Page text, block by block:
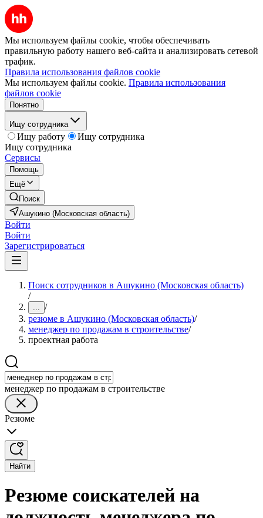
Мы используем файлы cookie, чтобы обеспечивать
правильную работу нашего веб-сайта и анализировать сетевой
трафик.
Правила использования файлов cookie
Мы используем файлы cookie. Правила использования
файлов cookie
Понятно
Ищу сотрудника
Ищу работу
Ищу сотрудника
Ищу сотрудника
Сервисы
Помощь
Ещё
Поиск
Ашукино (Московская область)
Войти
Войти
Зарегистрироваться
Поиск сотрудников в Ашукино (Московская область)
/
... /
резюме в Ашукино (Московская область)/
менеджер по продажам в строительстве/
проектная работа
менеджер по продажам в строительстве
Резюме
Найти
Резюме соискателей на